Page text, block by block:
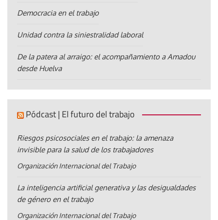
Democracia en el trabajo
Unidad contra la siniestralidad laboral
De la patera al arraigo: el acompañamiento a Amadou
desde Huelva
Pódcast | El futuro del trabajo
Riesgos psicosociales en el trabajo: la amenaza
invisible para la salud de los trabajadores
Organización Internacional del Trabajo
La inteligencia artificial generativa y las desigualdades
de género en el trabajo
Organización Internacional del Trabajo